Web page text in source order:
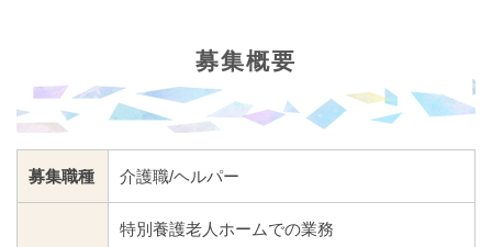
募集概要
募集職種 介護職/ヘルパー
特別養護老人ホームでの業務